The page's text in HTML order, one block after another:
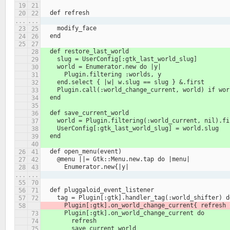
  def refresh
...
...
    modify_face
  end
  def restore_last_world
    slug = UserConfig[:gtk_last_world_slug]
    world = Enumerator.new do |y|
      Plugin.filtering :worlds, y
    end.select { |w| w.slug == slug } &.first
Plugin.call(:world_change_current, world) if
  end
  def save_current_world
world = Plugin.filtering(:world_current,
    UserConfig[:gtk_last_world_slug] = world.slug
  end
  def open_menu(event)
    @menu ||= Gtk::Menu.new.tap do |menu|
      Enumerator.new{|y|
...
...
  def pluggaloid_event_listener
tag = Plugin[:gtk].handler_tag(:world_shifter)
Plugin[:gtk].on_world_change_current{ refresh
      Plugin[:gtk].on_world_change_current do
        refresh
        save_current_world